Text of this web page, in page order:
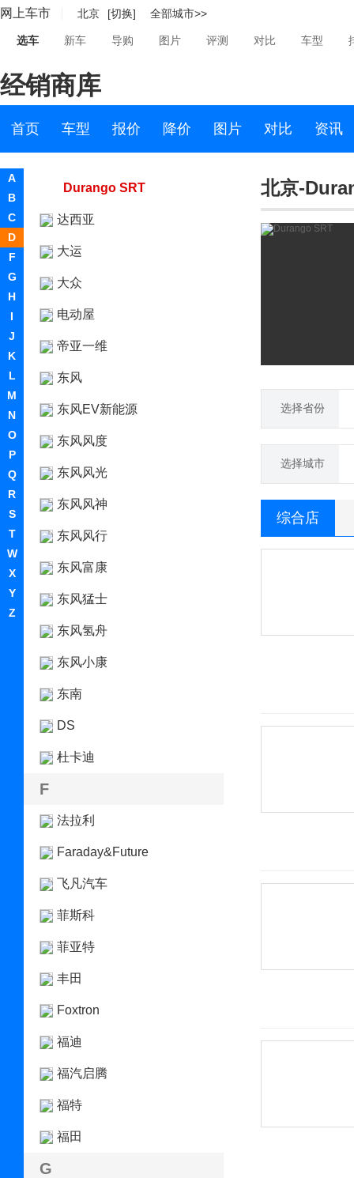
网上车市 北京 [切换] 全部城市>>
选车 新车 导购 图片 评测 对比 车型
经销商库
首页 车型 报价 降价 图片 对比 资讯
A
B
C
D
F
G
H
I
J
K
L
M
N
O
P
Q
R
S
T
W
X
Y
Z
Circuit EV
道奇M80
翼龙
Durango SRT
达西亚
大运
大众
电动屋
帝亚一维
东风
东风EV新能源
东风风度
东风风光
东风风神
东风风行
东风富康
东风猛士
东风氢舟
东风小康
东南
DS
杜卡迪
F
法拉利
Faraday&Future
飞凡汽车
菲斯科
菲亚特
丰田
Foxtron
福迪
福汽启腾
福特
福田
G
北京-
选择省份
选择城市
综合店